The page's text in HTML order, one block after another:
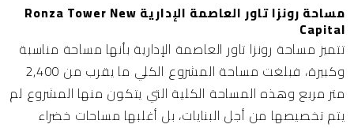
مساحة رونزا تاور العاصمة الإدارية Ronza Tower New
Capital
تتميز مساحة رونزا تاور العاصمة الإدارية بأنها مساحة مناسبة
وكبيرة، فبلغت مساحة المشروع الكلي ما يقرب من 2,400
متر مربع وهذه المساحة الكلية التي يتكون منها المشروع لم
يتم تخصيصها من أجل البنايات، بل أغلبها مساحات خضراء